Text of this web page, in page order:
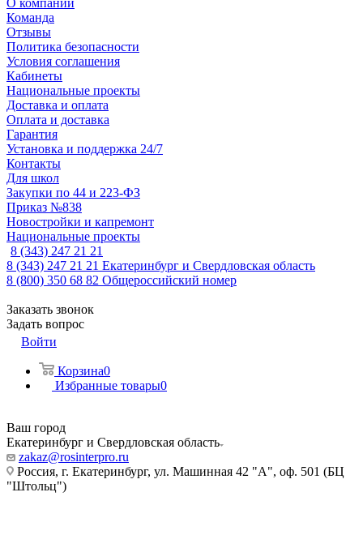
О компании
Команда
Отзывы
Политика безопасности
Условия соглашения
Кабинеты
Национальные проекты
Доставка и оплата
Оплата и доставка
Гарантия
Установка и поддержка 24/7
Контакты
Для школ
Закупки по 44 и 223-ФЗ
Приказ №838
Новостройки и капремонт
Национальные проекты
8 (343) 247 21 21
8 (343) 247 21 21 Екатеринбург и Свердловская область
8 (800) 350 68 82 Общероссийский номер
Заказать звонок
Задать вопрос
Войти
Корзина0
Избранные товары0
Ваш город
Екатеринбург и Свердловская область
zakaz@rosinterpro.ru
Россия, г. Екатеринбург, ул. Машинная 42 "А", оф. 501 (БЦ
"Штольц")